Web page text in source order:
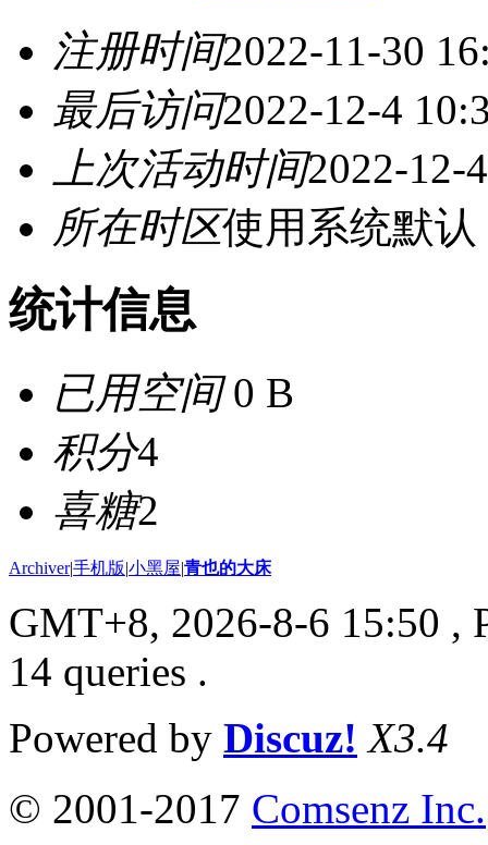
注册时间2022-11-30
最后访问2022-12-4
上次活动时间2022-12-
所在时区使用系统默认
统计信息
已用空间0 B
积分4
喜糖2
Archiver|手机版|小黑屋|青也的大床
GMT+8, 2026-8-6 15:50 ,
14 queries .
Powered by Discuz! X3.4
© 2001-2017 Comsenz Inc.